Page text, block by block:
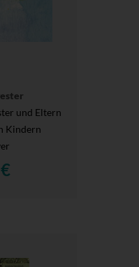
und Eltern
Kindern